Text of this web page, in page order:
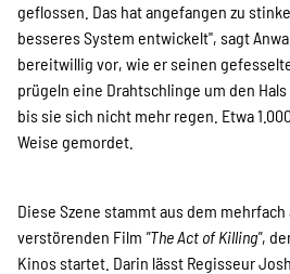
Werde
Newsletter
geflossen. Das hat angefangen zu
besseres System entwickelt", sagt
bereitwillig vor, wie er seinen
prügeln eine Drahtschlinge um den
bis sie sich nicht mehr regen. Etwa
Weise gemordet.
Diese Szene stammt aus dem
verstörenden Film "The Act of Killing",
Kinos startet. Darin lässt Regisseur